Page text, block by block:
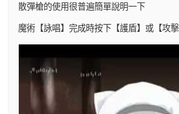
散彈槍的使用很普遍簡單說明一下
魔術【詠唱】完成時按下【護盾】或【攻